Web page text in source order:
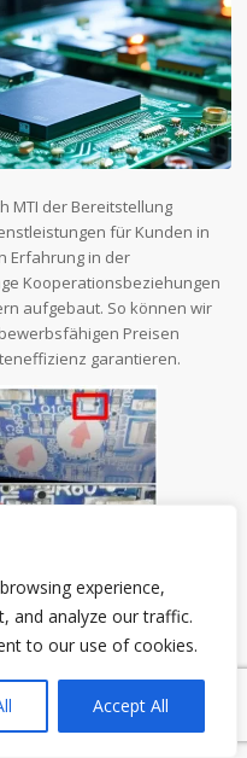
experience,
and analyze our traffic.
to our use of cookies.
Accept All
MTI der Bereitstellung
für Kunden in
Erfahrung in der
Kooperationsbeziehungen
aufgebaut. So können wir
Preisen
garantieren.
Produkte. Wir werden Ihnen
und die Vorteile unseres